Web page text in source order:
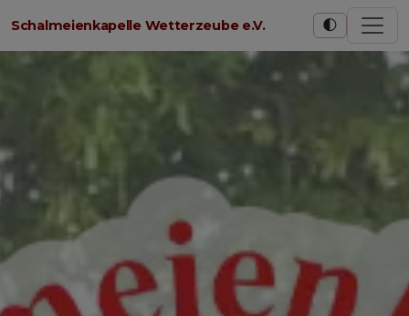
Schalmeienkapelle Wetterzeube e.V. 🌓